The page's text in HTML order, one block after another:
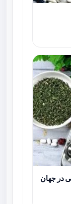
در جهان